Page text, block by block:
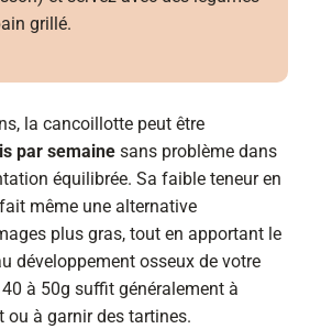
grillé.
la cancoillotte peut être
par semaine sans problème dans
équilibrée. Sa faible teneur en
même une alternative
plus gras, tout en apportant le
développement osseux de votre
à 50g suffit généralement à
à garnir des tartines.